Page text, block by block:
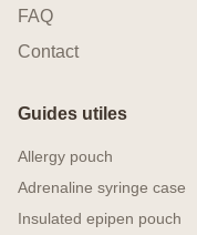
FAQ
Contact
Guides utiles
Allergy pouch
Adrenaline syringe case
Insulated epipen pouch